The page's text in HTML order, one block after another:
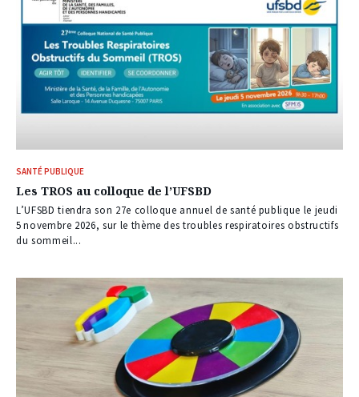
SANTÉ PUBLIQUE
Les TROS au colloque de l’UFSBD
L’UFSBD tiendra son 27e colloque annuel de santé publique le jeudi
5 novembre 2026, sur le thème des troubles respiratoires obstructifs
du sommeil...